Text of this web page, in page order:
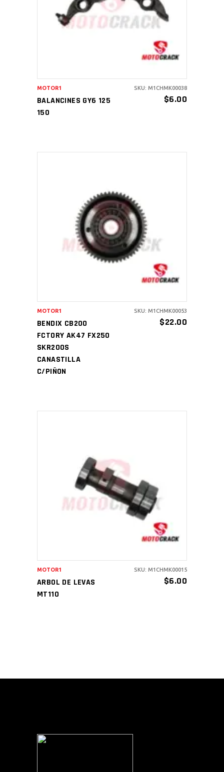
AÑADIR AL CARRITO
BALANCINES GY6 125
150
$6.00
MOTOR1 SKU: M1CHMK00038
AÑADIR AL CARRITO
BENDIX CB200
FCTORY AK47 FX250
SKR200S
CANASTILLA
C/PIÑON
$22.00
MOTOR1 SKU: M1CHMK00053
AÑADIR AL CARRITO
ARBOL DE LEVAS
MT110
$6.00
MOTOR1 SKU: M1CHMK00015